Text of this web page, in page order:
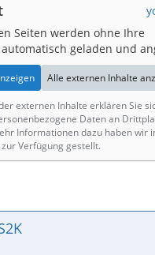
Seiten werden ohne Ihre
geladen und
Alle externen Inhalte
externen Inhalte erklären Sie
Daten an
Informationen dazu haben wir
Verfügung gestellt.